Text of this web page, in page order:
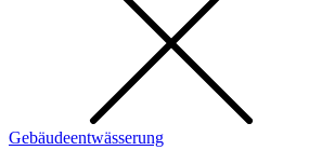
Gebäudeentwässerung